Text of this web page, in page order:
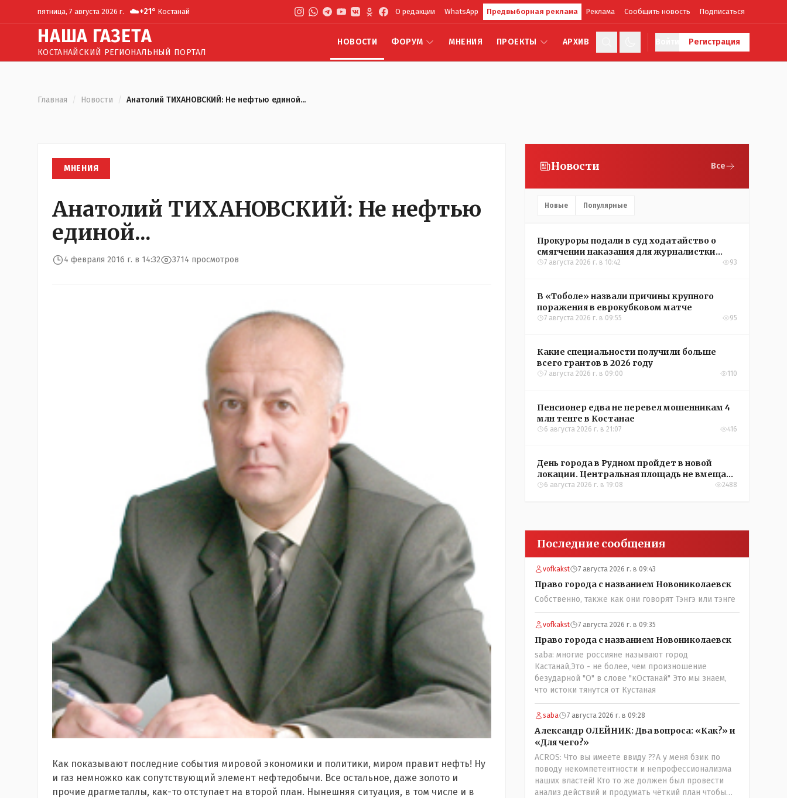
пятница, 7 августа 2026 г. ☁️+21° Костанай О редакции WhatsApp Предвыборная реклама Реклама Сообщить новость Подписаться
НАША ГАЗЕТА
КОСТАНАЙСКИЙ РЕГИОНАЛЬНЫЙ ПОРТАЛ
НОВОСТИ ФОРУМ МНЕНИЯ ПРОЕКТЫ АРХИВ Регистрация
Главная / Новости / Анатолий ТИХАНОВСКИЙ: Не нефтью единой...
МНЕНИЯ
Анатолий ТИХАНОВСКИЙ: Не нефтью
единой...
4 февраля 2016 г. в 14:32 3714 просмотров
Как показывают последние события мировой экономики и политики, миром правит нефть! Ну
и газ немножко как сопутствующий элемент нефтедобычи. Все остальное, даже золото и
прочие драгметаллы, как-то отступает на второй план. Нынешняя ситуация, в том числе и в
Новости Все
Новые Популярные
Прокуроры подали в суд ходатайство о
смягчении наказания для журналистки
Александры Алёховой
7 августа 2026 г. в 10:42 93
В «Тоболе» назвали причины крупного
поражения в еврокубковом матче
7 августа 2026 г. в 09:55 95
Какие специальности получили больше
всего грантов в 2026 году
7 августа 2026 г. в 09:00 110
Пенсионер едва не перевел мошенникам 4
млн тенге в Костанае
6 августа 2026 г. в 21:07 416
День города в Рудном пройдет в новой
локации. Центральная площадь не вмещает
всех желающих
6 августа 2026 г. в 19:08 2488
Последние сообщения
vofkakst 7 августа 2026 г. в 09:43
Право города с названием Новониколаевск
Собственно, также как они говорят Тэнгэ или тэнге
vofkakst 7 августа 2026 г. в 09:35
Право города с названием Новониколаевск
saba: многие россияне называют город
Кастанай,Это - не более, чем произношение
безударной "О" в слове "кОстанай" Это мы знаем,
что истоки тянутся от Кустаная
saba 7 августа 2026 г. в 09:28
Александр ОЛЕЙНИК: Два вопроса: «Как?» и
«Для чего?»
ACROS: Что вы имеете ввиду ??А у меня бзик по
поводу некомпетентности и непрофессионализма
наших властей! Кто то же должен был провести
анализ действий и продумать чёткий план чтобы